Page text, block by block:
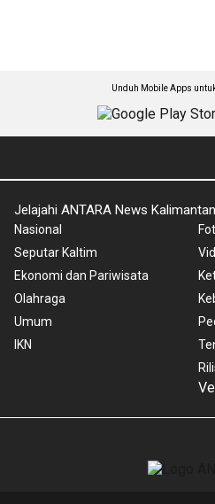
Unduh Mobile Apps
Jelajahi ANTARA News
Nasional
Seputar Kaltim
Ekonomi dan Pariwisata
Olahraga
Umum
IKN